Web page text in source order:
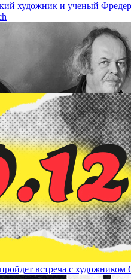
художник и ученый
будущее / Kazimir
встреча с